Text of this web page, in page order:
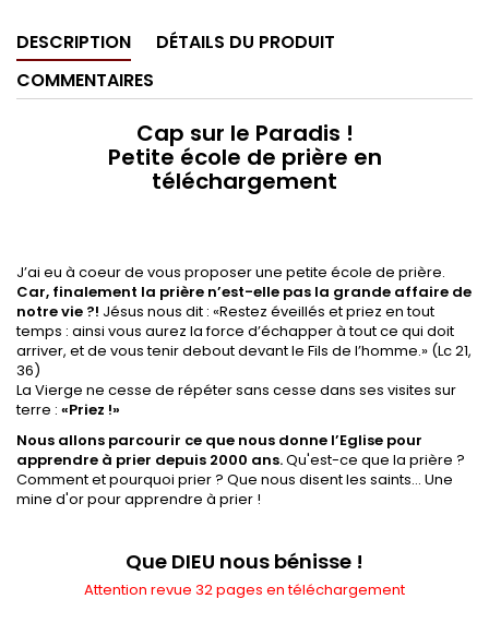
DESCRIPTION
DÉTAILS DU PRODUIT
COMMENTAIRES
Cap sur le Paradis !
Petite école de prière en
téléchargement
J’ai eu à coeur de vous proposer une petite école de prière.
Car, finalement la prière n’est-elle pas la grande affaire de
notre vie ?! Jésus nous dit : «Restez éveillés et priez en tout
temps : ainsi vous aurez la force d’échapper à tout ce qui doit
arriver, et de vous tenir debout devant le Fils de l’homme.» (Lc 21,
36)
La Vierge ne cesse de répéter sans cesse dans ses visites sur
terre : «Priez !»
Nous allons parcourir ce que nous donne l’Eglise pour
apprendre à prier depuis 2000 ans.Qu'est-ce que la prière ?
Comment et pourquoi prier ? Que nous disent les saints... Une
mine d'or pour apprendre à prier !
Que DIEU nous bénisse !
Attention revue 32 pages en téléchargement